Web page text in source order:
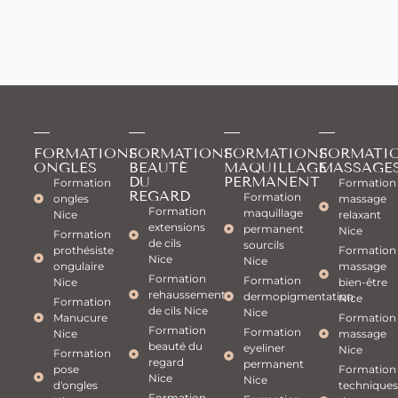
FORMATIONS
ONGLES
Formation
ongles
Nice
Formation
prothésiste
ongulaire
Nice
Formation
Manucure
Nice
Formation
pose
d'ongles
FORMATIONS
BEAUTÉ
DU
REGARD
Formation
extensions
de cils
Nice
Formation
rehaussement
de cils Nice
Formation
beauté du
regard
Nice
FORMATIONS
MAQUILLAGE
PERMANENT
Formation
maquillage
permanent
sourcils
Nice
Formation
dermopigmentation
Nice
Formation
eyeliner
permanent
Nice
Formation
massage
relaxant
Nice
Formation
massage
bien-être
Nice
Formation
massage
Nice
Formation
techniques